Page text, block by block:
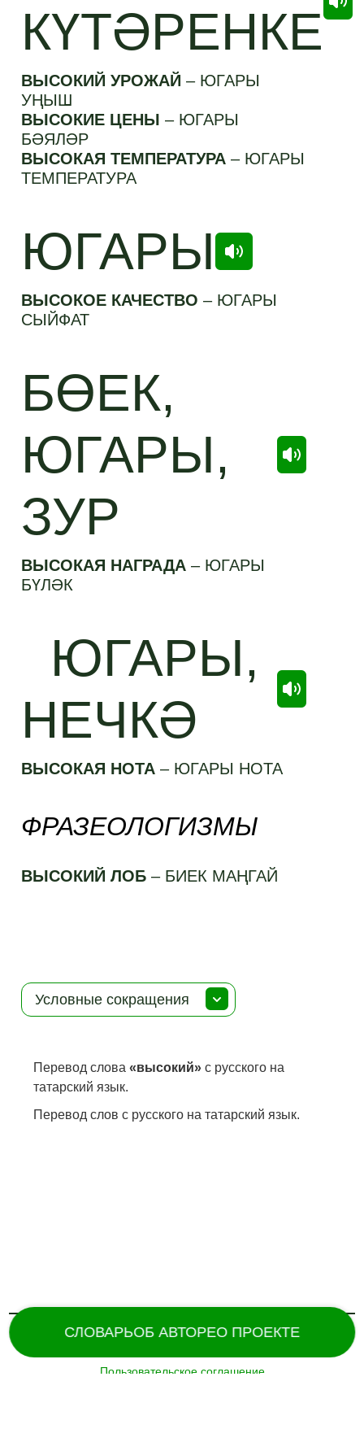
СЛОВАРЬОБ АВТОРЕО ПРОЕКТЕ
КҮТӘРЕНКЕ
ВЫСОКИЙ УРОЖАЙ– ЮГАРЫ
УҢЫШ
ВЫСОКИЕ ЦЕНЫ– ЮГАРЫ
БӘЯЛӘР
ВЫСОКАЯ ТЕМПЕРАТУРА– ЮГАРЫ
ТЕМПЕРАТУРА
ЮГАРЫ
ВЫСОКОЕ КАЧЕСТВО– ЮГАРЫ
СЫЙФАТ
БӨЕК,
ЮГАРЫ,
ЗУР
ВЫСОКАЯ НАГРАДА– ЮГАРЫ
БҮЛӘК
ЮГАРЫ,
НЕЧКӘ
ВЫСОКАЯ НОТА– ЮГАРЫ НОТА
ФРАЗЕОЛОГИЗМЫ
ВЫСОКИЙ ЛОБ– БИЕК МАҢГАЙ
Условные сокращения
Перевод слова«высокий» с русского на
татарский язык.
Перевод слов с русского на татарский язык.
Пользовательское соглашение